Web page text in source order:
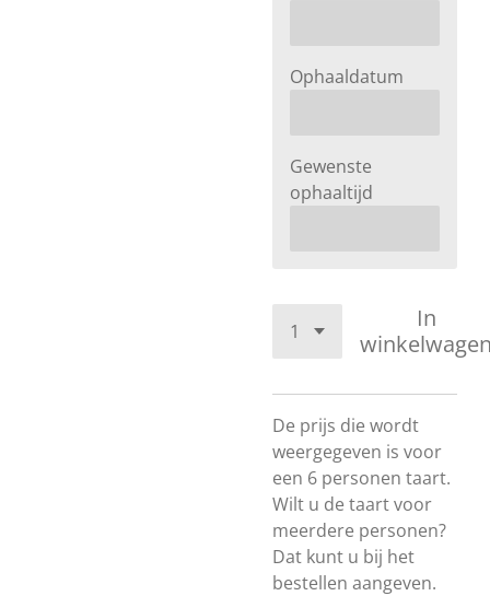
Ophaaldatum
Gewenste
ophaaltijd
In
De prijs die wordt
weergegeven is voor
een 6 personen taart.
Wilt u de taart voor
meerdere personen?
Dat kunt u bij het
bestellen aangeven.